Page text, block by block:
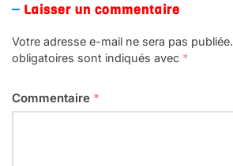
Laisser un commentaire
Votre adresse e-mail ne sera pas publiée.
obligatoires sont indiqués avec *
Commentaire *